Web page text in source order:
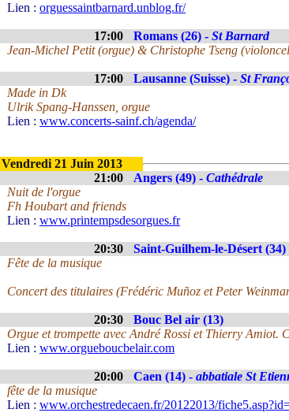
Lien : orguessaintbarnard.unblog.fr/
17:00 Romans (26) - St Barnard
Jean-Michel Petit (orgue) & Christophe Tseng
17:00 Lausanne (Suisse) - St
Made in Dk
Ulrik Spang-Hanssen, orgue
Lien : www.concerts-sainf.ch/agenda/
Vendredi 21 Juin 2013
21:00
Angers (49) - Cathédrale
Nuit de l'orgue
Fh Houbart and friends
Lien : www.printempsdesorgues.fr
20:30 Saint-Guilhem-le-Désert (34)
Fête de la musique
Concert des titulaires (Frédéric Muñoz et Peter
20:30 Bouc Bel air (13)
Orgue et trompette avec André Rossi et Thierry Amiot.
Lien : www.orgueboucbelair.com
20:00 Caen (14) - abbatiale St
fête de la musique
Lien : www.orchestredecaen.fr/20122013/